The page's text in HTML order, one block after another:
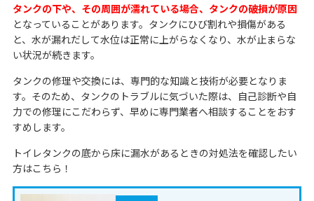
タンクの下や、その周囲が濡れている場合、タンクの破損が原因
となっていることがあります。タンクにひび割れや損傷がある
と、水が漏れだして水位は正常に上がらなくなり、水が止まらな
い状況が続きます。
タンクの修理や交換には、専門的な知識と技術が必要となりま
す。そのため、タンクのトラブルに気づいた際は、自己診断や自
力での修理にこだわらず、早めに専門業者へ相談することをおす
すめします。
トイレタンクの底から床に漏水があるときの対処法を確認したい
方はこちら！